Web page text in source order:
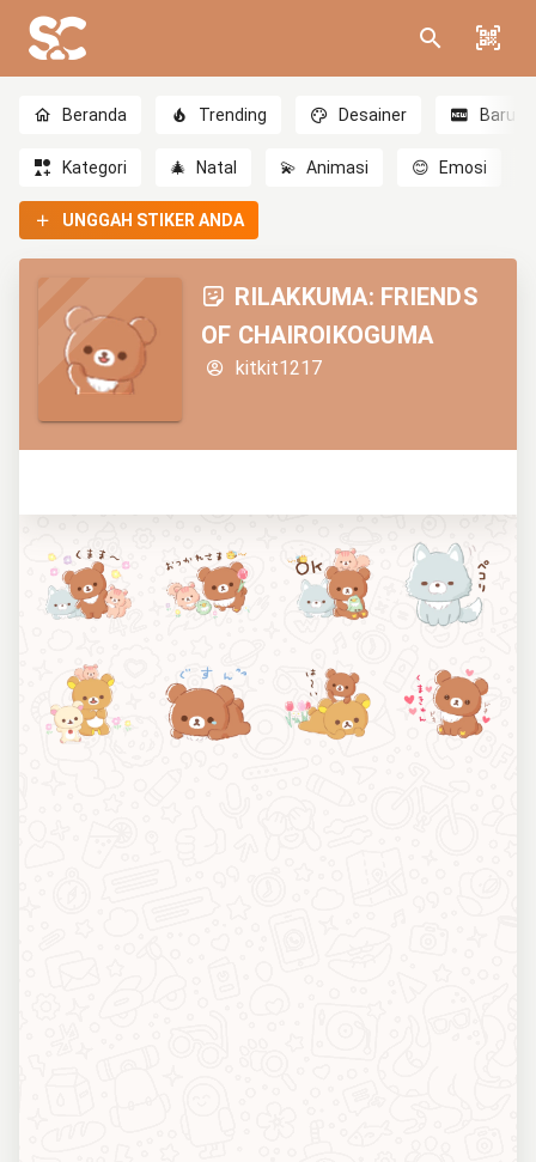
Beranda Trending Desainer Baru
Kategori 🎄 Natal 💫 Animasi 😊 Emosi
UNGGAH STIKER ANDA
RILAKKUMA: FRIENDS
OF CHAIROIKOGUMA
kitkit1217